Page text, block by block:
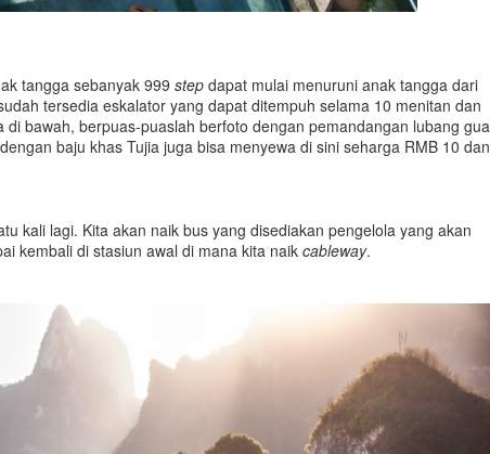
tangga sebanyak 999 step dapat mulai menuruni anak tangga dari
tersedia eskalator yang dapat ditempuh selama 10 menitan dan
bawah, berpuas-puaslah berfoto dengan pemandangan lubang gua
baju khas Tujia juga bisa menyewa di sini seharga RMB 10 dan
kali lagi. Kita akan naik bus yang disediakan pengelola yang akan
kembali di stasiun awal di mana kita naik cableway.